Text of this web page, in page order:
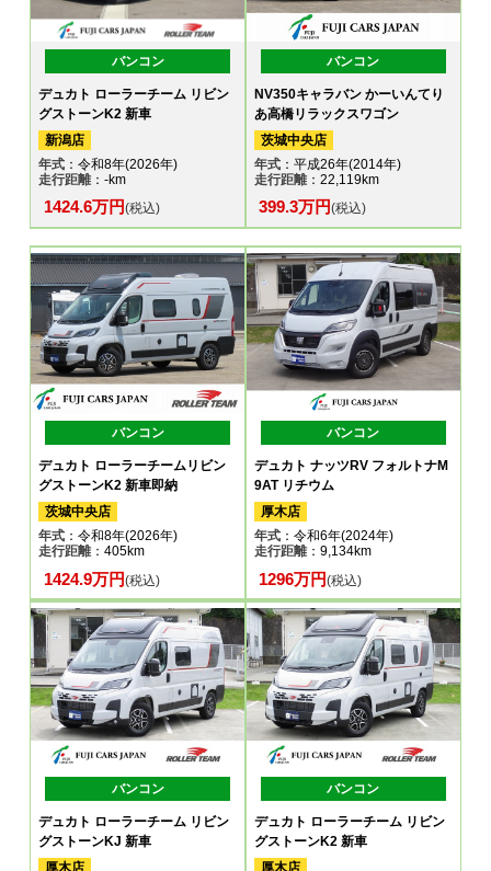
バンコン
デュカト ローラーチーム リビン
グストーンK2 新車
新潟店
年式 ：令和8年(2026年)
走行距離：-km
1424.6万円(税込)
バンコン
NV350キャラバン かーいんてり
あ高橋リラックスワゴン
茨城中央店
年式：平成26年(2014年)
走行距離：22,119km
399.3万円(税込)
バンコン
デュカト ローラーチームリビン
グストーンK2 新車即納
茨城中央店
年式 ：令和8年(2026年)
走行距離：405km
1424.9万円(税込)
バンコン
デュカト ナッツRV フォルトナM
9AT リチウム
厚木店
年式：令和6年(2024年)
走行距離：9,134km
1296万円(税込)
バンコン
デュカト ローラーチーム リビン
グストーンKJ 新車
厚木店
バンコン
デュカト ローラーチーム リビン
グストーンK2 新車
厚木店